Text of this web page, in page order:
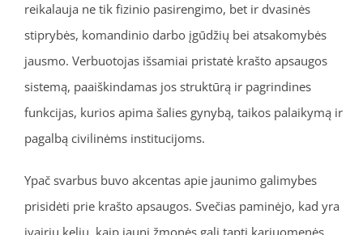
reikalauja ne tik fizinio pasirengimo, bet ir dvasinės
stiprybės, komandinio darbo įgūdžių bei atsakomybės
jausmo. Verbuotojas išsamiai pristatė krašto apsaugos
sistemą, paaiškindamas jos struktūrą ir pagrindines
funkcijas, kurios apima šalies gynybą, taikos palaikymą ir
pagalbą civilinėms institucijoms.
Ypač svarbus buvo akcentas apie jaunimo galimybes
prisidėti prie krašto apsaugos. Svečias paminėjo, kad yra